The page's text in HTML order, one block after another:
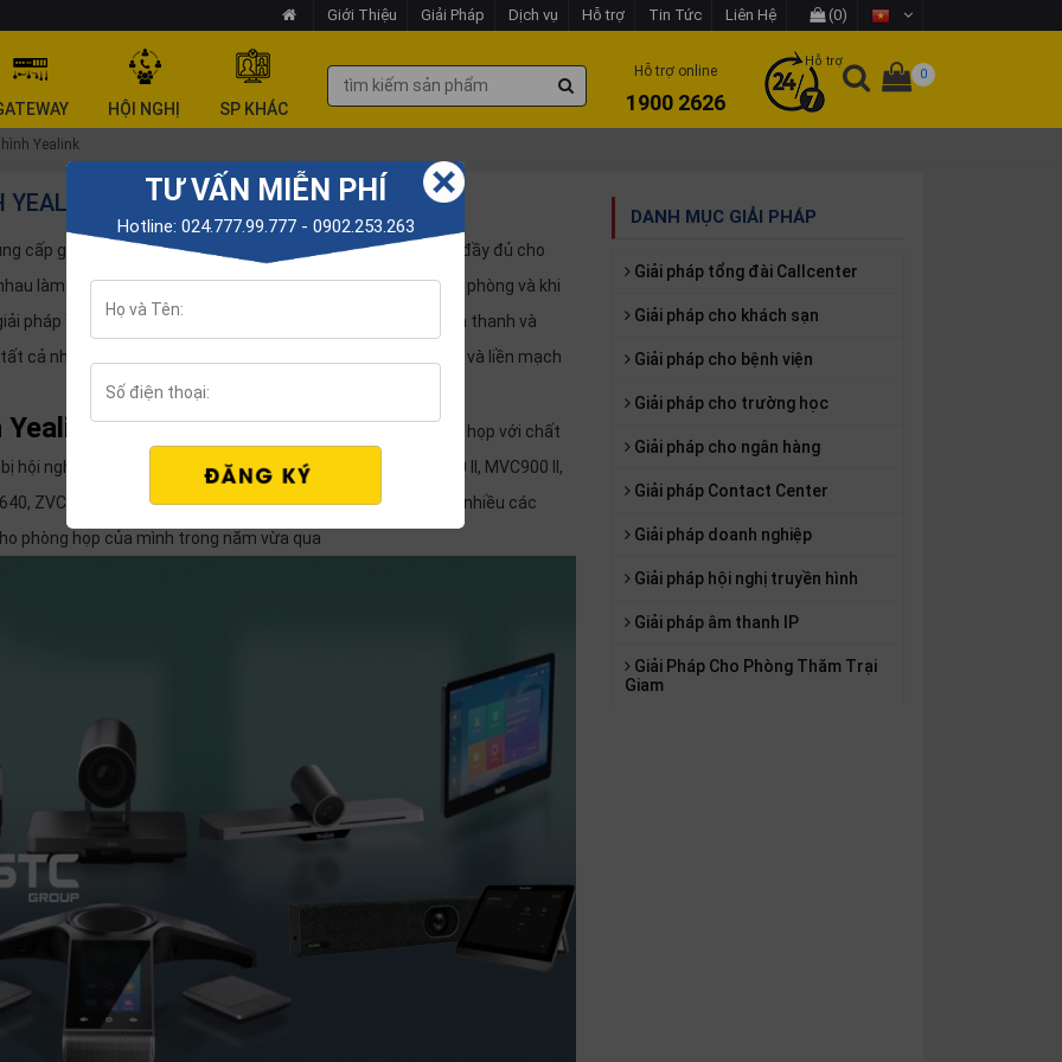
Giới Thiệu Giải Pháp Dịch vụ Hỗ trợ Tin Tức Liên Hệ (0)
HỘI NGHỊ SP KHÁC
Hỗ trợ online
1900 2626
Hỗ trợ
0
Yealink
cấp giải pháp thiết bị âm thanh và video danh mục đầu tư đầy đủ cho
làm việc theo cách họ yêu thích trong phòng họp, tại văn phòng và khi
pháp Yealink, người dùng có thể tận hưởng trải nghiệm âm thanh và
cả những điều này mang lại trải nghiệm Teams nhất quán và liền mạch
Yealink mang đến trải nghiệm hình ảnh, âm thanh cuộc họp với chất
nghị truyền hình MVC, ZVC: MVC400, MVC500 II, MVC800 II, MVC900 II,
ZVC840.. Thiết bị hội nghị truyền hình là công nghệ được nhiều các
phòng họp của mình trong năm vừa qua
DANH MỤC GIẢI PHÁP
Giải pháp tổng đài Callcenter
Giải pháp cho khách sạn
Giải pháp cho bệnh viện
Giải pháp cho trường học
Giải pháp cho ngân hàng
Giải pháp Contact Center
Giải pháp doanh nghiệp
Giải pháp hội nghị truyền hình
Giải pháp âm thanh IP
Giải Pháp Cho Phòng Thăm Trại
Giam
TƯ VẤN MIỄN PHÍ
Hotline: 024.777.99.777 - 0902.253.263